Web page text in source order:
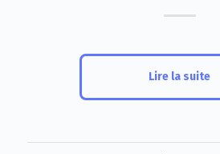
Lire la suite